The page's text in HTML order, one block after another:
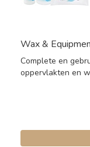
Wax &
Complete en
oppervlakten en